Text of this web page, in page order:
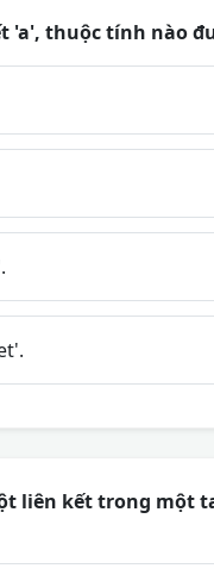
'a', thuộc tính nào
liên kết trong một